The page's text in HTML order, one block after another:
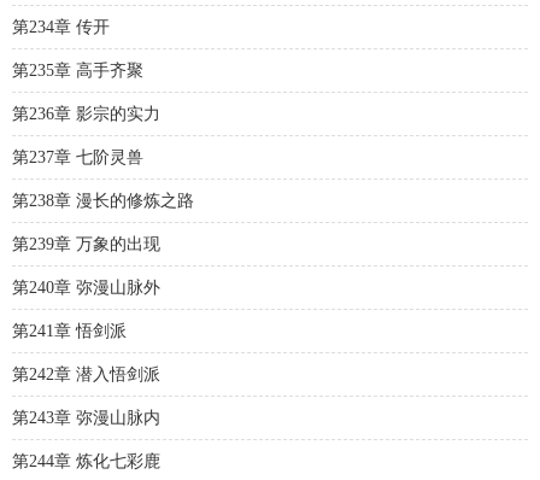
第234章 传开
第235章 高手齐聚
第236章 影宗的实力
第237章 七阶灵兽
第238章 漫长的修炼之路
第239章 万象的出现
第240章 弥漫山脉外
第241章 悟剑派
第242章 潜入悟剑派
第243章 弥漫山脉内
第244章 炼化七彩鹿